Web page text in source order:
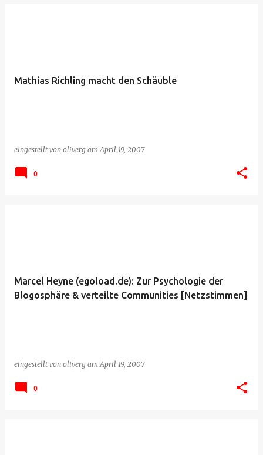
Mathias Richling macht den Schäuble
eingestellt von oliverg amApril 19, 2007
0
Marcel Heyne (egoload.de): Zur Psychologie der
Blogosphäre & verteilte Communities [Netzstimmen]
eingestellt von oliverg amApril 19, 2007
0